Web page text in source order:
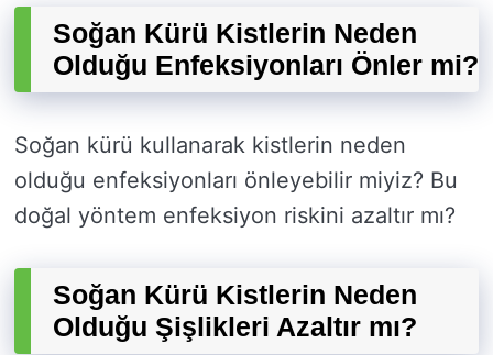
Soğan Kürü Kistlerin Neden
Olduğu Enfeksiyonları Önler mi?
Soğan kürü kullanarak kistlerin neden
olduğu enfeksiyonları önleyebilir miyiz? Bu
doğal yöntem enfeksiyon riskini azaltır mı?
Soğan Kürü Kistlerin Neden
Olduğu Şişlikleri Azaltır mı?